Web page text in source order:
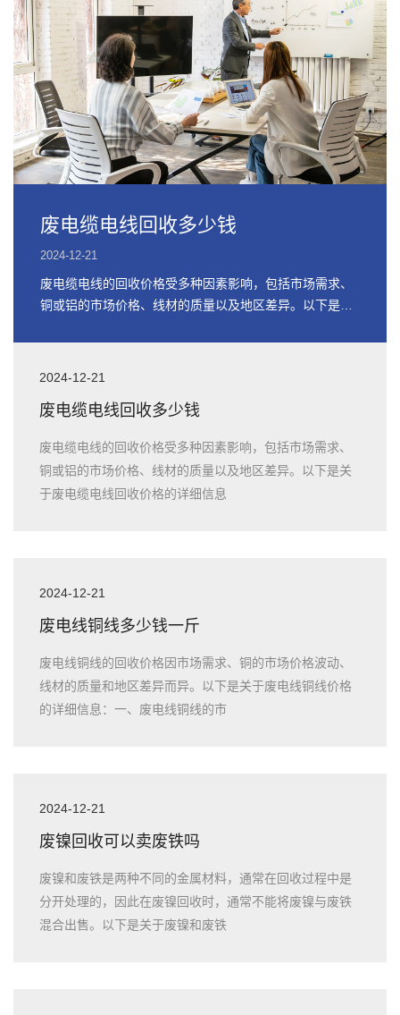
废电缆电线回收多少钱
2024-12-21
废电缆电线的回收价格受多种因素影响，包括市场需求、
铜或铝的市场价格、线材的质量以及地区差异。以下是关
2024-12-21
废电缆电线回收多少钱
废电缆电线的回收价格受多种因素影响，包括市场需求、
铜或铝的市场价格、线材的质量以及地区差异。以下是关
于废电缆电线回收价格的详细信息
2024-12-21
废电线铜线多少钱一斤
废电线铜线的回收价格因市场需求、铜的市场价格波动、
线材的质量和地区差异而异。以下是关于废电线铜线价格
的详细信息：一、废电线铜线的市
2024-12-21
废镍回收可以卖废铁吗
废镍和废铁是两种不同的金属材料，通常在回收过程中是
分开处理的，因此在废镍回收时，通常不能将废镍与废铁
混合出售。以下是关于废镍和废铁